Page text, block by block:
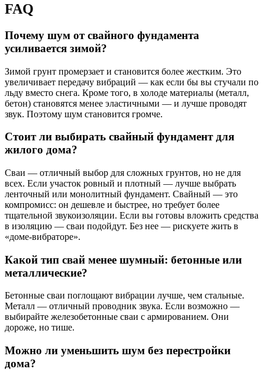
FAQ
Почему шум от свайного фундамента
усиливается зимой?
Зимой грунт промерзает и становится более жестким. Это
увеличивает передачу вибраций — как если бы вы стучали по
льду вместо снега. Кроме того, в холоде материалы (металл,
бетон) становятся менее эластичными — и лучше проводят
звук. Поэтому шум становится громче.
Стоит ли выбирать свайный фундамент для
жилого дома?
Сваи — отличный выбор для сложных грунтов, но не для
всех. Если участок ровный и плотный — лучше выбрать
ленточный или монолитный фундамент. Свайный — это
компромисс: он дешевле и быстрее, но требует более
тщательной звукоизоляции. Если вы готовы вложить средства
в изоляцию — сваи подойдут. Без нее — рискуете жить в
«доме-вибраторе».
Какой тип свай менее шумный: бетонные или
металлические?
Бетонные сваи поглощают вибрации лучше, чем стальные.
Металл — отличный проводник звука. Если возможно —
выбирайте железобетонные сваи с армированием. Они
дороже, но тише.
Можно ли уменьшить шум без перестройки
дома?